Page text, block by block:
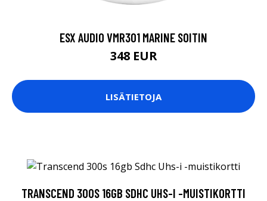
ESX AUDIO VMR301 MARINE SOITIN
348 EUR
LISÄTIETOJA
TRANSCEND 300S 16GB SDHC UHS-I -MUISTIKORTTI